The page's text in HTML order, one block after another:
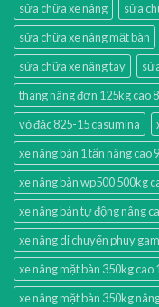
sửa chữa xe nâng
sửa
sửa chữa xe nâng mặt bàn
sửa chữa xe nâng tay
thang nâng đơn 125kg cao
vỏ đặc 825-15 casumina
xe nâng bàn 1 tấn nâng cao
xe nâng bàn wp500 500kg
xe nâng bán tự động nâng
xe nâng di chuyển phuy
xe nâng mặt bàn 350kg cao
xe nâng mặt bàn 350kg